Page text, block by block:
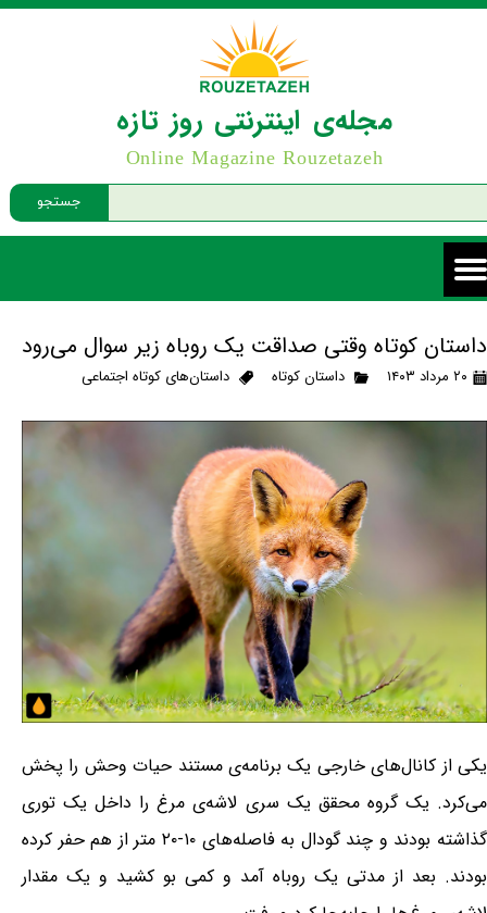
جستجو
مجله‌ی اینترنتی روز تازه
Online Magazine Rouzetazeh
داستان کوتاه وقتى صداقت یک روباه زیر سوال می‌رود
۲۰ مرداد ۱۴۰۳ داستان کوتاه داستان‌های کوتاه اجتماعی
یکی از کانال‌های خارجی یک برنامه‌ی مستند حیات وحش را پخش
می‌کرد. یک گروه محقق یک سری لاشه‌ی مرغ را داخل یک توری
گذاشته بودند و چند گودال به فاصله‌های ۱۰-۲۰ متر از هم حفر کرده
بودند. بعد از مدتی یک روباه آمد و کمی بو کشید و یک مقدار